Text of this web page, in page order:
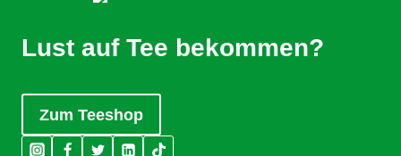
Lust auf Tee bekommen?
Zum Teeshop